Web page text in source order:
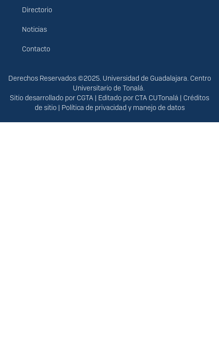
principal
Directorio
Noticias
Contacto
Derechos
Derechos Reservados ©2025. Universidad de Guadalajara. Centro
Universitario de Tonalá.
Sitio desarrollado por CGTA | Editado por CTA CUTonalá | Créditos
de sitio | Política de privacidad y manejo de datos